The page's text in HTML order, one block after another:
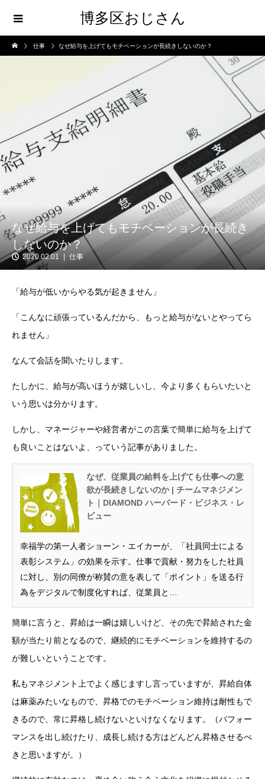
博多区おじさん
仕事 なぜ給与を上げてもモチベーションが長続きしないのか？
なぜ給与を上げてもモチベーションが長続き
しないのか？
2020.02.01 仕事
「給与が低いからやる気が起きません」
「こんなに頑張っているんだから、もっと給与がないとやってら
れません」
なんて会話を聞いたりします。
たしかに、給与が高いほうが嬉しいし、今より多くもらいたいと
いう思いは分かります。
しかし、マネージャーや経営者がこの言葉で簡単に給与を上げて
も良いことはないよ、っていう記事がありました。
なぜ、従業員の給料を上げても仕事への意
欲が長続きしないのか | チームマネジメン
ト｜DIAMOND ハーバード・ビジネス・レ
ビュー
幸福学の第一人者ショーン・エイカーが、「社員同士による
表彰システム」の効果を示す。仕事で貢献・努力をした社員
に対し、別の同僚が称賛の意を表して「ポイント」を送る行
為をデジタルで制度化すれば、従業員と…
簡単に言うと、昇給は一瞬は嬉しいけど、その先で昇給された金
額が当たり前となるので、継続的にモチベーションを維持するの
が難しいということです。
私もマネジメント上でよく感じますし言っていますが、昇給自体
は麻薬みたいなもので、昇格でのモチベーション維持は耐性もで
きるので、常に昇格し続けないといけなくなります。（パフォー
マンスを出し続けたり、成長し続ける方はどんどん昇格させるべ
きと思いますが。）